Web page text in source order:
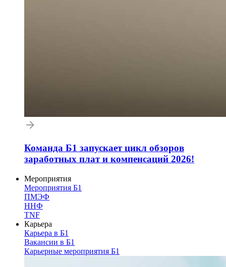
Команда Б1 запускает цикл обзоров
заработных плат и компенсаций 2026!
Мероприятия
Мероприятия Б1
ПМЭФ
ННФ
TNF
Карьера
Карьера в Б1
Вакансии в Б1
Карьерные мероприятия Б1